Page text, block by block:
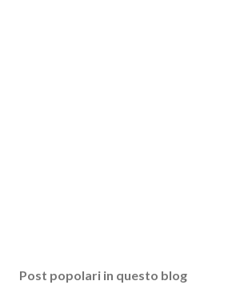
Post popolari in questo blog